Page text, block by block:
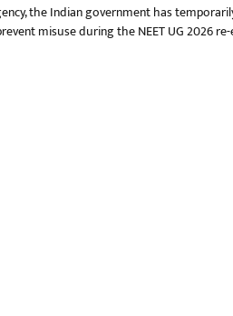
the Indian government has
misuse during the NEET UG 2026